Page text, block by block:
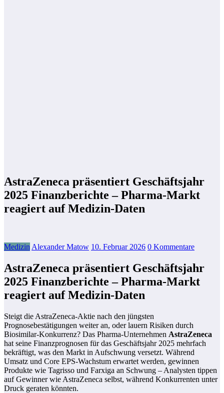
AstraZeneca präsentiert Geschäftsjahr
2025 Finanzberichte – Pharma-Markt
reagiert auf Medizin-Daten
Medizin Alexander Matow 10. Februar 2026 0 Kommentare
AstraZeneca präsentiert Geschäftsjahr
2025 Finanzberichte – Pharma-Markt
reagiert auf Medizin-Daten
Steigt die AstraZeneca-Aktie nach den jüngsten
Prognosebestätigungen weiter an, oder lauern Risiken durch
Biosimilar-Konkurrenz? Das Pharma-Unternehmen AstraZeneca
hat seine Finanzprognosen für das Geschäftsjahr 2025 mehrfach
bekräftigt, was den Markt in Aufschwung versetzt. Während
Umsatz und Core EPS-Wachstum erwartet werden, gewinnen
Produkte wie Tagrisso und Farxiga an Schwung – Analysten tippen
auf Gewinner wie AstraZeneca selbst, während Konkurrenten unter
Druck geraten könnten.